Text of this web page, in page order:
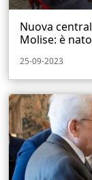
Nuova
Molise: è
25-09-2023